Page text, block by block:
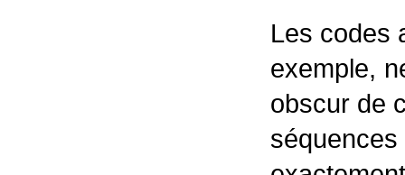
Les codes
exemple,
obscur de